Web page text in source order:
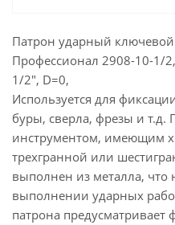
Патрон ударный
Профессионал 2908-10-1/
1/2", D=0,
Используется для
буры, сверла, фрезы и т.д.
инструментом, имеющим
трехгранной или
выполнен из металла,
выполнении ударных
патрона предусматривает